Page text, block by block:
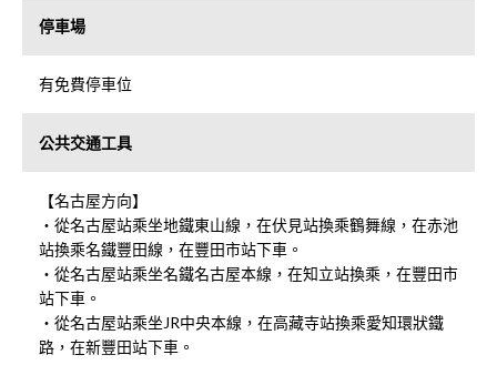
停車場
有免費停車位
公共交通工具
【名古屋方向】
・從名古屋站乘坐地鐵東山線，在伏見站換乘鶴舞線，在赤池
站換乘名鐵豐田線，在豐田市站下車。
・從名古屋站乘坐名鐵名古屋本線，在知立站換乘，在豐田市
站下車。
・從名古屋站乘坐JR中央本線，在高藏寺站換乘愛知環狀鐵
路，在新豐田站下車。